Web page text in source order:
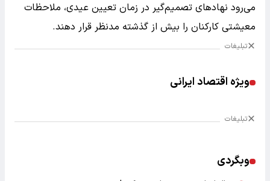
می‌رود نهادهای تصمیم‌گیر در زمان تعیین عیدی، ملاحظات
معیشتی کارکنان را بیش از گذشته مدنظر قرار دهند.
تبلیغات
ویژه اقتصاد ایرانی
تبلیغات
وبگردی